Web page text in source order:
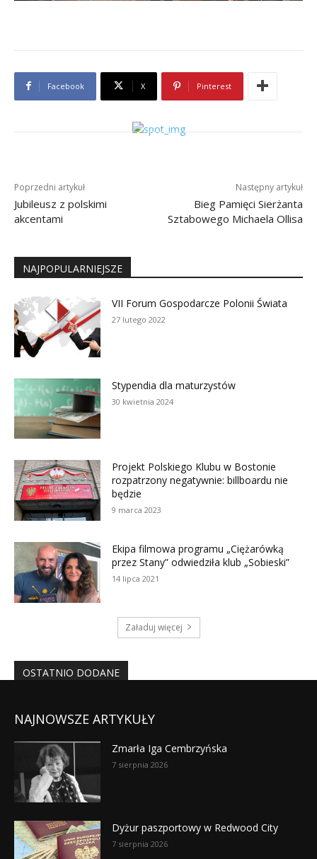
NAJNOWSZE ARTYKUŁY
Zmarła Iga Cembrzyńska
7 sierpnia 2026
Dyżur paszportowy w Redwood City
7 sierpnia 2026